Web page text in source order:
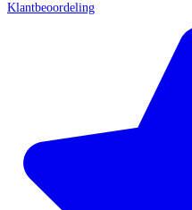
Klantbeoordeling